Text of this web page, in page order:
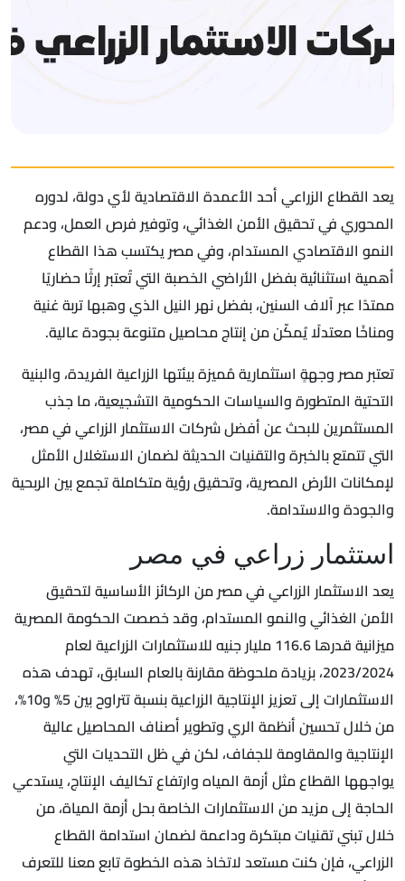
يعد القطاع الزراعي أحد الأعمدة الاقتصادية لأي دولة، لدوره
المحوري في تحقيق الأمن الغذائي، وتوفير فرص العمل، ودعم
النمو الاقتصادي المستدام، وفي مصر يكتسب هذا القطاع
أهمية استثنائية بفضل الأراضي الخصبة التي تُعتبر إرثًا حضاريًا
ممتدًا عبر آلاف السنين، بفضل نهر النيل الذي وهبها تربة غنية
ومناخًا معتدلًا يُمكّن من إنتاج محاصيل متنوعة بجودة عالية.
تعتبر مصر وجهةٍ استثمارية مُميزة بيئتها الزراعية الفريدة، والبنية
التحتية المتطورة والسياسات الحكومية التشجيعية، ما جذب
المستثمرين للبحث عن أفضل شركات الاستثمار الزراعي في مصر،
التي تتمتع بالخبرة والتقنيات الحديثة لضمان الاستغلال الأمثل
لإمكانات الأرض المصرية، وتحقيق رؤية متكاملة تجمع بين الربحية
والجودة والاستدامة.
استثمار زراعي في مصر
يعد الاستثمار الزراعي في مصر من الركائز الأساسية لتحقيق
الأمن الغذائي والنمو المستدام، وقد خصصت الحكومة المصرية
ميزانية قدرها 116.6 مليار جنيه للاستثمارات الزراعية لعام
2023/2024، بزيادة ملحوظة مقارنة بالعام السابق، تهدف هذه
الاستثمارات إلى تعزيز الإنتاجية الزراعية بنسبة تتراوح بين 5% و10%،
من خلال تحسين أنظمة الري وتطوير أصناف المحاصيل عالية
الإنتاجية والمقاومة للجفاف، لكن في ظل التحديات التي
يواجهها القطاع مثل أزمة المياه وارتفاع تكاليف الإنتاج، يستدعي
الحاجة إلى مزيد من الاستثمارات الخاصة بحل أزمة المياة، من
خلال تبني تقنيات مبتكرة وداعمة لضمان استدامة القطاع
الزراعي، فإن كنت مستعد لاتخاذ هذه الخطوة تابع معنا للتعرف